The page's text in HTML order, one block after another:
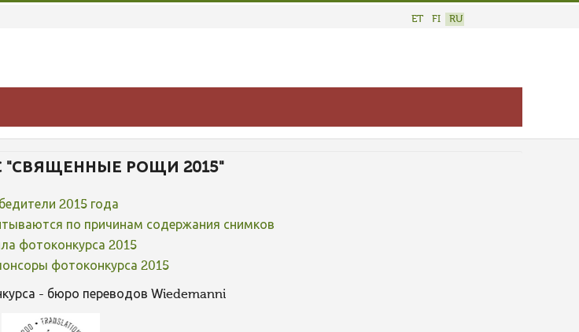
ET FI RU
"СВЯЩЕННЫЕ РОЩИ 2015"
2015 года
по причинам содержания снимков
фотоконкурса 2015
фотоконкурса 2015
- бюро переводов Wiedemanni